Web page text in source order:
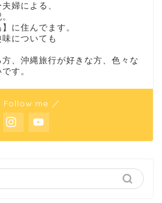
婦による、
に住んでます。
についても
、沖縄旅行が好きな方、色々な
す。
Follow me ／